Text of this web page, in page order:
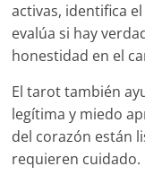
activas, identifica
evalúa si hay
honestidad en el
El tarot también
legítima y miedo
del corazón están
requieren cuidado.